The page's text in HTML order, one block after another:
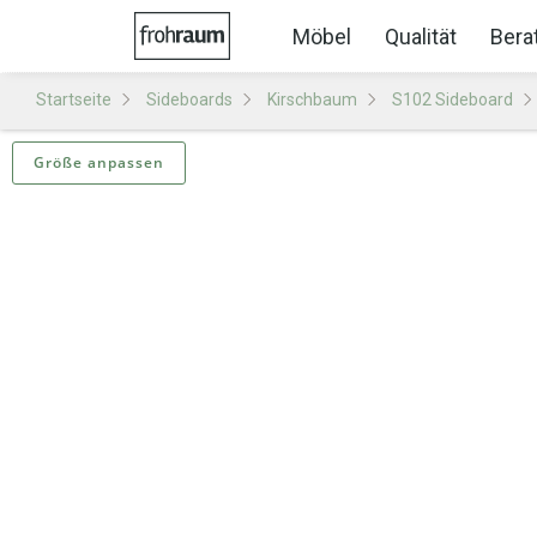
Möbel Qualität
Startseite Sideboards Kirschbaum S102 Sideboard
Größe anpassen